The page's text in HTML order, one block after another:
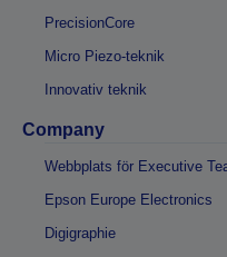
PrecisionCore
Micro Piezo-teknik
Innovativ teknik
Company
Webbplats för Executive
Epson Europe Electronics
Digigraphie